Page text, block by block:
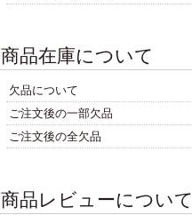
商品在庫について
欠品について
ご注文後の一部欠品
ご注文後の全欠品
商品レビューについて